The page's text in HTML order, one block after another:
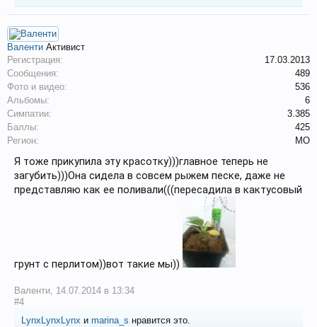
Валенти Активист
Регистрация:
17.03.2013
Сообщения:
489
Фото и видео:
536
Альбомы:
6
Симпатии:
3.385
Баллы:
425
Регион:
МО
Я тоже прикупила эту красотку)))главное теперь не
загубить)))Она сидела в совсем рыжем песке, даже не
представляю как ее поливали(((пересадила в кактусовый
грунт с перлитом))вот такие мы))
Валенти, 14.07.2014 в 13:34
#4
LynxLynxLynx и marina_s нравится это.